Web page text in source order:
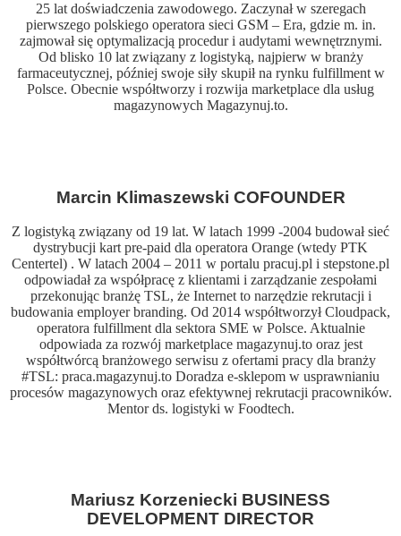
25 lat doświadczenia zawodowego. Zaczynał w szeregach
pierwszego polskiego operatora sieci GSM – Era, gdzie m. in.
zajmował się optymalizacją procedur i audytami wewnętrznymi.
Od blisko 10 lat związany z logistyką, najpierw w branży
farmaceutycznej, później swoje siły skupił na rynku fulfillment w
Polsce. Obecnie współtworzy i rozwija marketplace dla usług
magazynowych Magazynuj.to.
Marcin Klimaszewski COFOUNDER
Z logistyką związany od 19 lat. W latach 1999 -2004 budował sieć
dystrybucji kart pre-paid dla operatora Orange (wtedy PTK
Centertel) . W latach 2004 – 2011 w portalu pracuj.pl i stepstone.pl
odpowiadał za współpracę z klientami i zarządzanie zespołami
przekonując branżę TSL, że Internet to narzędzie rekrutacji i
budowania employer branding. Od 2014 współtworzył Cloudpack,
operatora fulfillment dla sektora SME w Polsce. Aktualnie
odpowiada za rozwój marketplace magazynuj.to oraz jest
współtwórcą branżowego serwisu z ofertami pracy dla branży
#TSL: praca.magazynuj.to Doradza e-sklepom w usprawnianiu
procesów magazynowych oraz efektywnej rekrutacji pracowników.
Mentor ds. logistyki w Foodtech.
Mariusz Korzeniecki BUSINESS
DEVELOPMENT DIRECTOR